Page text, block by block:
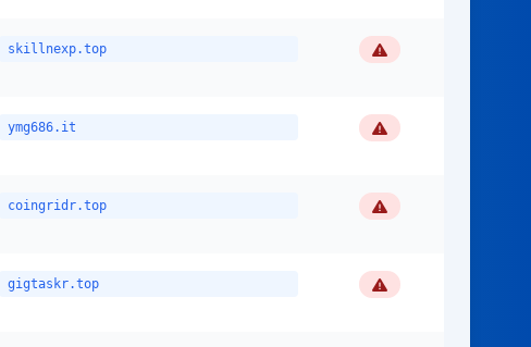
skillnexp.top Flagged
ymg686.it Flagged
coingridr.top Flagged
gigtaskr.top Flagged